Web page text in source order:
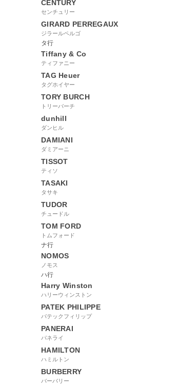
CENTURY
センチュリー
GIRARD PERREGAUX
ジラールペルゴ
タ行
Tiffany & Co
ティファニー
TAG Heuer
タグホイヤー
TORY BURCH
トリーバーチ
dunhill
ダンヒル
DAMIANI
ダミアーニ
TISSOT
ティソ
TASAKI
タサキ
TUDOR
チュードル
TOM FORD
トムフォード
ナ行
NOMOS
ノモス
ハ行
Harry Winston
ハリーウィンストン
PATEK PHILIPPE
パテックフィリップ
PANERAI
パネライ
HAMILTON
ハミルトン
BURBERRY
バーバリー